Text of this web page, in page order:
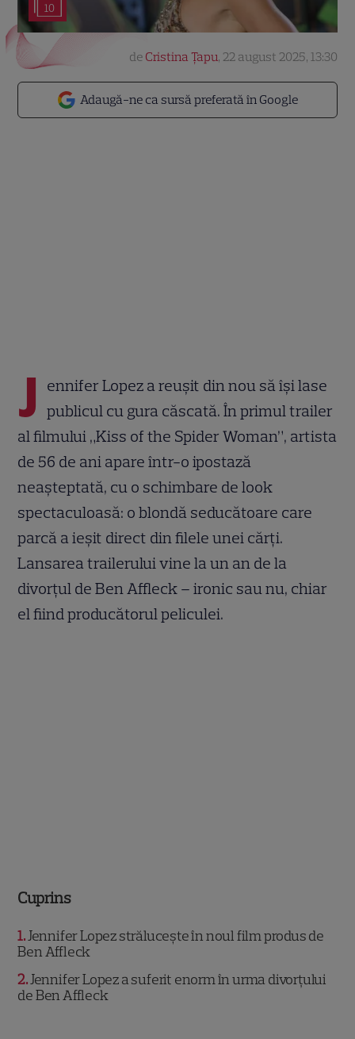
10
Adaugă-ne ca sursă preferată în Google
de Cristina Țapu, 22 august 2025, 13:30
J
ennifer Lopez a reușit din nou să își lase
publicul cu gura căscată. În primul trailer
al filmului „Kiss of the Spider Woman”, artista
de 56 de ani apare într-o ipostază
neașteptată, cu o schimbare de look
spectaculoasă: o blondă seducătoare care
parcă a ieșit direct din filele unei cărți.
Lansarea trailerului vine la un an de la
divorțul de Ben Affleck – ironic sau nu, chiar
el fiind producătorul peliculei.
Cuprins
1 Jennifer Lopez strălucește în noul film produs de
Ben Affleck
2 Jennifer Lopez a suferit enorm în urma divorțului
de Ben Affleck